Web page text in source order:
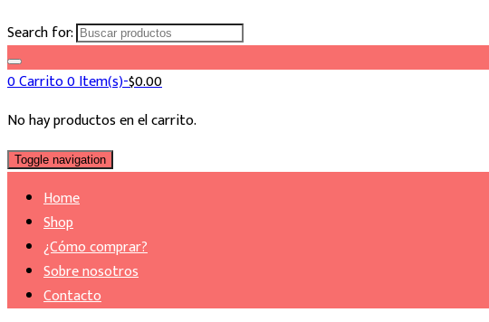
Search for:
0Carrito0 Item(s)-$0.00
No hay productos en el carrito.
Toggle navigation
Home
Shop
¿Cómo comprar?
Sobre nosotros
Contacto